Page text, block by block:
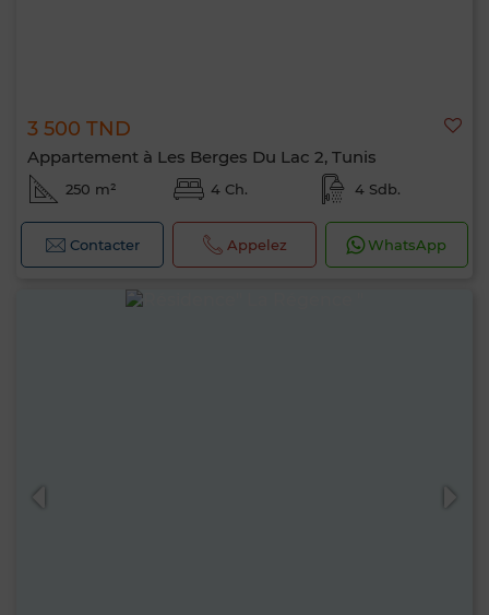
3 500 TND
Appartement à Les Berges Du Lac 2, Tunis
250 m² 4 Ch. 4 Sdb.
Contacter Appelez WhatsApp